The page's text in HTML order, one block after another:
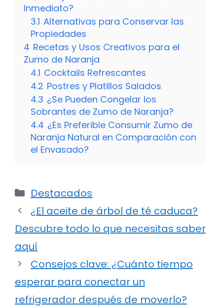
Inmediato?
3.1 Alternativas para Conservar las
Propiedades
4 Recetas y Usos Creativos para el
Zumo de Naranja
4.1 Cocktails Refrescantes
4.2 Postres y Platillos Salados
4.3 ¿Se Pueden Congelar los
Sobrantes de Zumo de Naranja?
4.4 ¿Es Preferible Consumir Zumo de
Naranja Natural en Comparación con
el Envasado?
Categorías
Destacados
¿El aceite de árbol de té caduca?
Descubre todo lo que necesitas saber
aquí
Consejos clave: ¿Cuánto tiempo
esperar para conectar un
refrigerador después de moverlo?